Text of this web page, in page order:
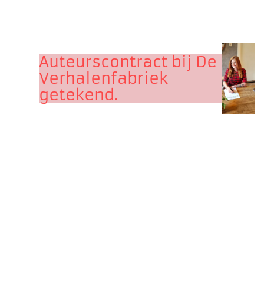
Auteurscontract bij De
Verhalenfabriek
getekend.